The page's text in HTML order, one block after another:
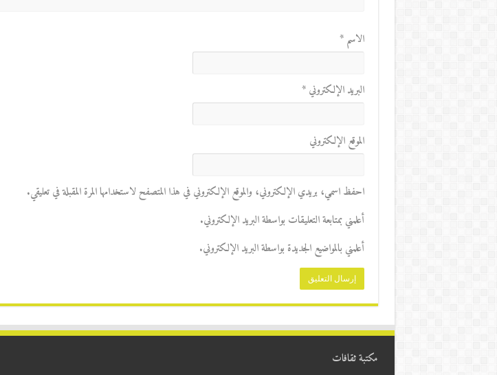
الاسم*
البريد الإلكتروني*
الموقع الإلكتروني
احفظ اسمي، بريدي الإلكتروني، والموقع الإلكتروني في هذا المتصفح لاستخدامها المرة المقبلة في تعليقي.
أعلمني بمتابعة التعليقات بواسطة البريد الإلكتروني.
أعلمني بالمواضيع الجديدة بواسطة البريد الإلكتروني.
مكتبة ثقافات